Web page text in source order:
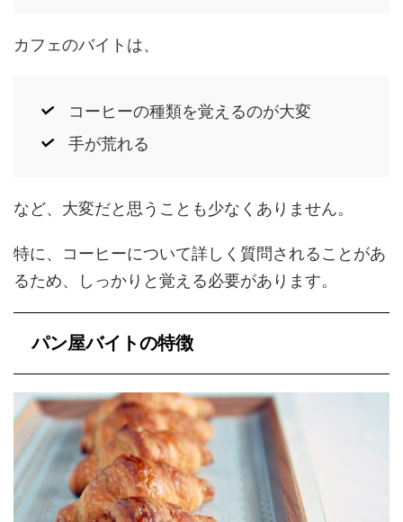
カフェのバイトは、
コーヒーの種類を覚えるのが大変
手が荒れる
など、大変だと思うことも少なくありません。
特に、コーヒーについて詳しく質問されることがあ
るため、しっかりと覚える必要があります。
パン屋バイトの特徴